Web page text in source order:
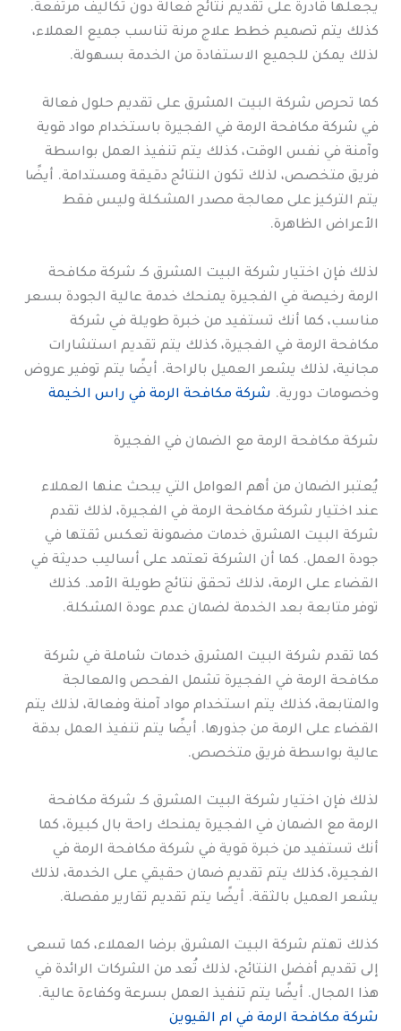
يجعلها قادرة على تقديم نتائج فعالة دون تكاليف مرتفعة.
كذلك يتم تصميم خطط علاج مرنة تناسب جميع العملاء،
لذلك يمكن للجميع الاستفادة من الخدمة بسهولة.
كما تحرص شركة البيت المشرق على تقديم حلول فعالة
في شركة مكافحة الرمة في الفجيرة باستخدام مواد قوية
وآمنة في نفس الوقت، كذلك يتم تنفيذ العمل بواسطة
فريق متخصص، لذلك تكون النتائج دقيقة ومستدامة. أيضًا
يتم التركيز على معالجة مصدر المشكلة وليس فقط
الأعراض الظاهرة.
لذلك فإن اختيار شركة البيت المشرق كـ شركة مكافحة
الرمة رخيصة في الفجيرة يمنحك خدمة عالية الجودة بسعر
مناسب، كما أنك تستفيد من خبرة طويلة في شركة
مكافحة الرمة في الفجيرة، كذلك يتم تقديم استشارات
مجانية، لذلك يشعر العميل بالراحة. أيضًا يتم توفير عروض
وخصومات دورية. شركة مكافحة الرمة في راس الخيمة
شركة مكافحة الرمة مع الضمان في الفجيرة
يُعتبر الضمان من أهم العوامل التي يبحث عنها العملاء
عند اختيار شركة مكافحة الرمة في الفجيرة، لذلك تقدم
شركة البيت المشرق خدمات مضمونة تعكس ثقتها في
جودة العمل. كما أن الشركة تعتمد على أساليب حديثة في
القضاء على الرمة، لذلك تحقق نتائج طويلة الأمد. كذلك
توفر متابعة بعد الخدمة لضمان عدم عودة المشكلة.
كما تقدم شركة البيت المشرق خدمات شاملة في شركة
مكافحة الرمة في الفجيرة تشمل الفحص والمعالجة
والمتابعة، كذلك يتم استخدام مواد آمنة وفعالة، لذلك يتم
القضاء على الرمة من جذورها. أيضًا يتم تنفيذ العمل بدقة
عالية بواسطة فريق متخصص.
لذلك فإن اختيار شركة البيت المشرق كـ شركة مكافحة
الرمة مع الضمان في الفجيرة يمنحك راحة بال كبيرة، كما
أنك تستفيد من خبرة قوية في شركة مكافحة الرمة في
الفجيرة، كذلك يتم تقديم ضمان حقيقي على الخدمة، لذلك
يشعر العميل بالثقة. أيضًا يتم تقديم تقارير مفصلة.
كذلك تهتم شركة البيت المشرق برضا العملاء، كما تسعى
إلى تقديم أفضل النتائج، لذلك تُعد من الشركات الرائدة في
هذا المجال. أيضًا يتم تنفيذ العمل بسرعة وكفاءة عالية.
شركة مكافحة الرمة في ام القيوين